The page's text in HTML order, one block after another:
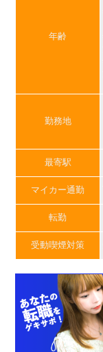
年齢
勤務地
最寄駅
マイカー通勤
転勤
受動喫煙対策